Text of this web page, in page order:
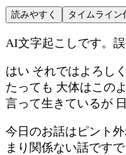
読みやすく タイムライン
AI文字起こしです。
はい それではよろし
たっても 大体はこの
言って生きているが
今日のお話はピント
まり関係ない話です